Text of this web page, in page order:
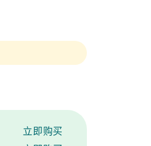
立即购买